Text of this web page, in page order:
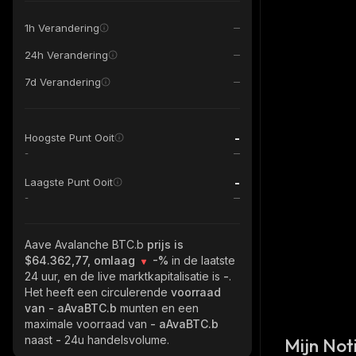
1h Verandering
24h Verandering
7d Verandering
Hoogste Punt Ooit -
-
Laagste Punt Ooit -
-
Aave Avalanche BTC.b prijs is
$64.362,77, omlaag
-% in de laatste
24 uur, en de live marktkapitalisatie is -.
Het heeft een circulerende voorraad
van - aAvaBTC.b munten en een
maximale voorraad van - aAvaBTC.b
naast - 24u handelsvolume. Mijn